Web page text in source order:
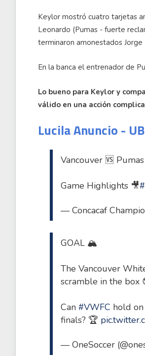
Keylor mostró cuatro tarjetas
Leonardo (Pumas - fuerte
terminaron amonestados Jorge
En la banca el entrenador de
Lo bueno para Keylor y
válido en una acción
Lucila Anuncio -
Vancouver 🆚 Pumas
Game Highlights 🎥
— Concacaf
GOAL 🏔️
The Vancouver
scramble in the box
Can#VWFC hold
finals? 🏆
— OneSoccer